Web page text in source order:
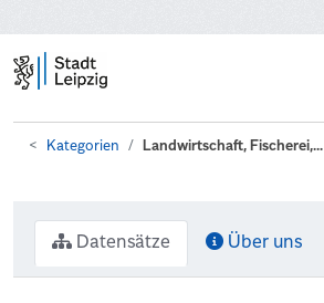
Kategorien Landwirtschaft, Fischerei,...
Datensätze Über uns